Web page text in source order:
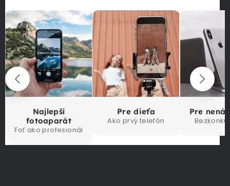
Najlepší
fotoaparát
Foť ako profesionál
Pre dieťa
Ako prvý telefón
Pre